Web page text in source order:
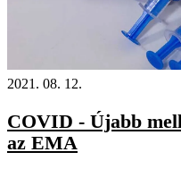
2021. 08. 12.
COVID - Újabb
az EMA